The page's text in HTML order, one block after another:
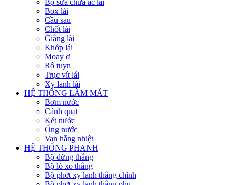
Bộ sửa chữa ắc lái
Box lái
Cầu sau
Chốt lái
Giằng lái
Khớp lái
Moay ơ
Rô tuyn
Trục vít lái
Xy lanh lái
HỆ THỐNG LÀM MÁT
Bơm nước
Cánh quạt
Két nước
Ống nước
Van hằng nhiệt
HỆ THỐNG PHANH
Bộ dừng thắng
Bộ lò xo thắng
Bộ phớt xy lanh thắng chính